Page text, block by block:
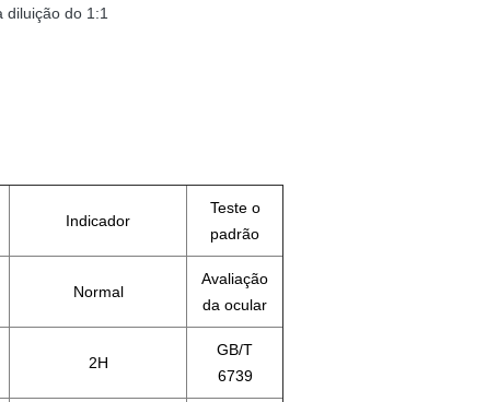
diluição do 1:1
Indicador
Teste o
padrão
Normal
Avaliação
da ocular
2H
GB/T
6739